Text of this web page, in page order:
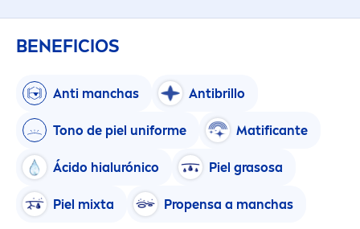
BENEFICIOS
Anti manchas Antibrillo
Tono de piel uniforme Matificante
Ácido hialurónico Piel grasosa
Piel mixta Propensa a manchas